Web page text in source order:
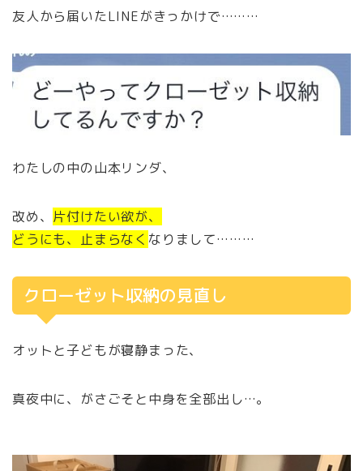
友人から届いたLINEがきっかけで………
わたしの中の山本リンダ、
改め、 片付けたい欲が、
どうにも、止まらなく なりまして………
クローゼット収納の見直し
オットと子どもが寝静まった、
真夜中に、がさごそと中身を全部出し…。